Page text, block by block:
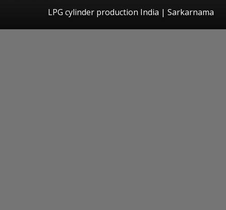
LPG cylinder production India | Sarkarnama